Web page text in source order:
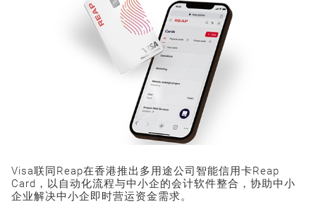
Visa联同Reap在香港推出多用途公司智能信用卡Reap
Card，以自动化流程与中小企的会计软件整合，协助中小
企业解决中小企即时营运资金需求。